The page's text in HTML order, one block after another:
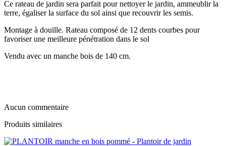
Ce rateau de jardin sera parfait pour nettoyer le jardin, ammeublir la
terre, égaliser la surface du sol ainsi que recouvrir les semis.
Montage à douille. Rateau composé de 12 dents courbes pour
favoriser une meilleure pénétration dans le sol
Vendu avec un manche bois de 140 cm.
Aucun commentaire
Produits similaires